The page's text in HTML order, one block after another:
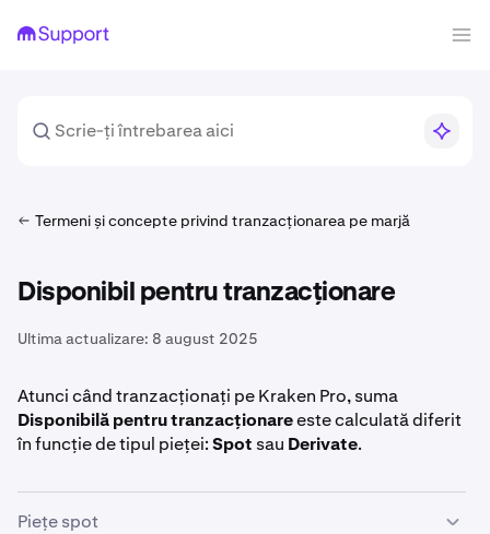
Termeni și concepte privind tranzacționarea pe marjă
Disponibil pentru tranzacționare
Ultima actualizare: 8 august 2025
Atunci când tranzacționați pe Kraken Pro, suma
Disponibilă pentru tranzacționareeste calculată diferit
în funcție de tipul pieței:Spot sau Derivate.
Piețe spot